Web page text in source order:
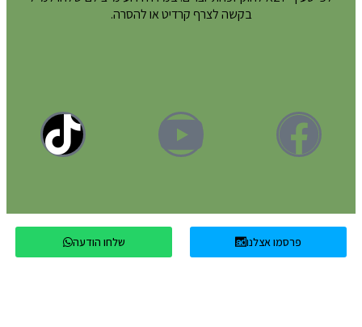
בקשה לצרף קרדיט או להסרה.
פרסמו אצלנו שלחו הודעה